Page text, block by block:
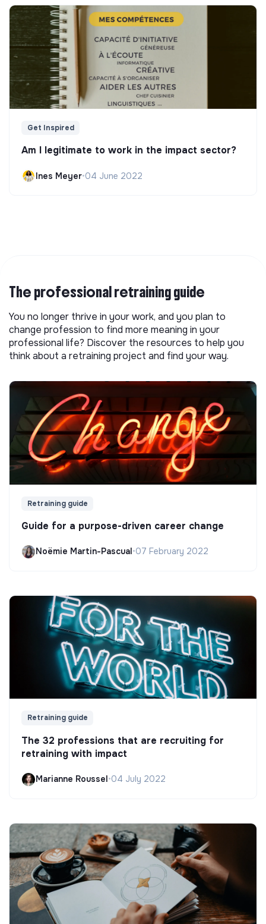
Get Inspired
Am I legitimate to work in the impact sector?
Ines Meyer•04 June 2022
The professional retraining guide
You no longer thrive in your work, and you plan to
change profession to find more meaning in your
professional life? Discover the resources to help you
think about a retraining project and find your way.
Retraining guide
Guide for a purpose-driven career change
Noëmie Martin-Pascual •07 February 2022
Retraining guide
The 32 professions that are recruiting for
retraining with impact
Marianne Roussel•04 July 2022